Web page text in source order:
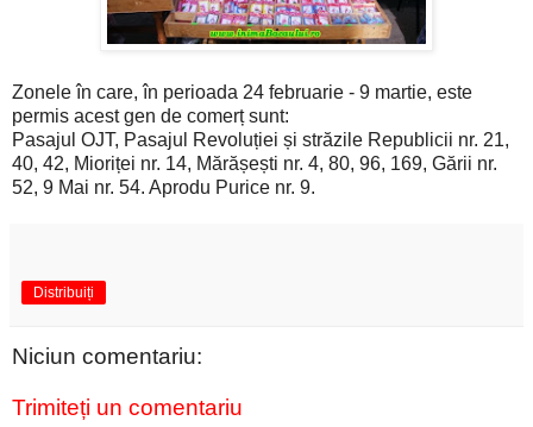
Zonele în care, în perioada 24 februarie - 9 martie, este
permis acest gen de comerț sunt:
Pasajul OJT, Pasajul Revoluției și străzile Republicii nr. 21,
40, 42, Mioriței nr. 14, Mărășești nr. 4, 80, 96, 169, Gării nr.
52, 9 Mai nr. 54. Aprodu Purice nr. 9.
Distribuiți
Niciun comentariu:
Trimiteți un comentariu